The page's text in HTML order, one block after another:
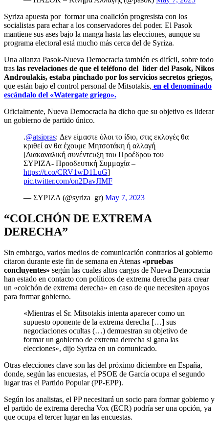
Syriza apuesta por formar una coalición progresista con los
socialistas para echar a los conservadores del poder. El Pasok
mantiene sus ases bajo la manga hasta las elecciones, aunque su
programa electoral está mucho más cerca del de Syriza.
Una alianza Pasok-Nueva Democracia también es difícil, sobre todo
tras las revelaciones de que el teléfono del líder del Pasok, Nikos
Androulakis, estaba pinchado por los servicios secretos griegos,
que están bajo el control personal de Mitsotakis, en el denominado
escándalo del «Watergate griego».
Oficialmente, Nueva Democracia ha dicho que su objetivo es liderar
un gobierno de partido único.
.@atsipras: Δεν είμαστε όλοι το ίδιο, στις εκλογές θα
κριθεί αν θα έχουμε Μητσοτάκη ή αλλαγή
[Διακαναλική συνέντευξη του Προέδρου του
ΣΥΡΙΖΑ- Προοδευτική Συμμαχία –
https://t.co/CRV1wD1LuG]
pic.twitter.com/on2DavJIMF
— ΣΥΡΙΖΑ (@syriza_gr) May 7, 2023
“COLCHÓN DE EXTREMA
DERECHA”
Sin embargo, varios medios de comunicación contrarios al gobierno
citaron durante este fin de semana en Atenas «pruebas
concluyentes» según las cuales altos cargos de Nueva Democracia
han estado en contacto con políticos de extrema derecha para crear
un «colchón de extrema derecha» en caso de que necesiten apoyos
para formar gobierno.
«Mientras el Sr. Mitsotakis intenta aparecer como un
supuesto oponente de la extrema derecha […] sus
negociaciones ocultas (…) demuestran su objetivo de
formar un gobierno de extrema derecha si gana las
elecciones», dijo Syriza en un comunicado.
Otras elecciones clave son las del próximo diciembre en España,
donde, según las encuestas, el PSOE de García ocupa el segundo
lugar tras el Partido Popular (PP-EPP).
Según los analistas, el PP necesitará un socio para formar gobierno y
el partido de extrema derecha Vox (ECR) podría ser una opción, ya
que ocupa el tercer lugar en las encuestas.